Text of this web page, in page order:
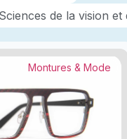
Sciences de la vision
Montures & Mode